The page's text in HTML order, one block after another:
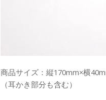
商品サイズ：縦170mm×横
（耳かき部分も含む）